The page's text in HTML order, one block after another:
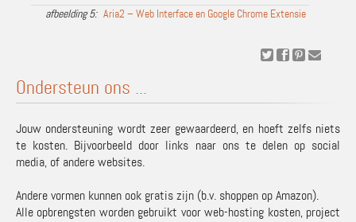
Aria2 – Web Interface en Google Chrome Extensie
Ondersteun ons ...
Jouw ondersteuning wordt zeer gewaardeerd, en hoeft zelfs niets
te kosten. Bijvoorbeeld door links naar ons te delen op social
media, of andere websites.
Andere vormen kunnen ook gratis zijn (b.v. shoppen op Amazon).
Alle opbrengsten worden gebruikt voor web-hosting kosten, project